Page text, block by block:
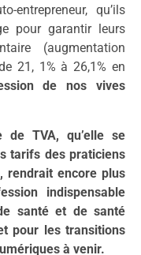
entrepreneur, qu’ils
pour garantir leurs
(augmentation
21, 1% à 26,1% en
de nos vives
TVA, qu’elle se
tarifs des praticiens
rendrait encore plus
indispensable
santé et de santé
pour les transitions
à venir.